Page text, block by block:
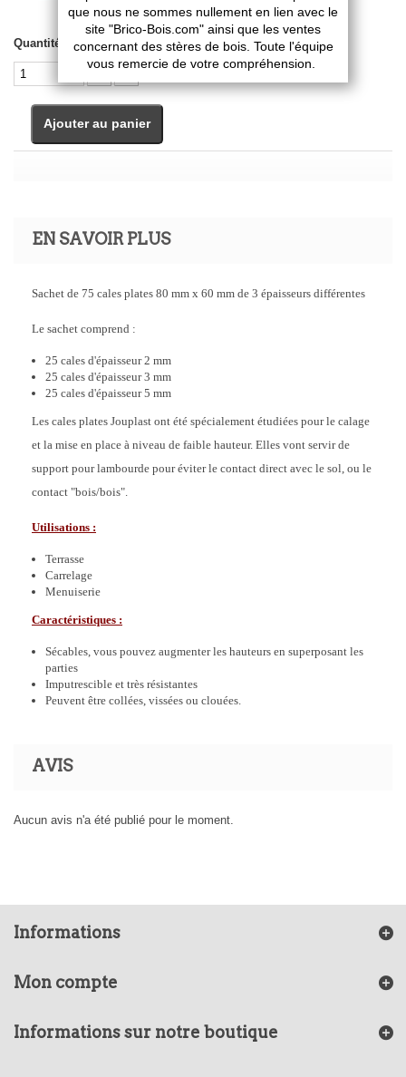
Quantité
Ajouter au panier
EN SAVOIR PLUS
Sachet de 75 cales plates 80 mm x 60 mm de 3 épaisseurs différentes
Le sachet comprend :
25 cales d'épaisseur 2 mm
25 cales d'épaisseur 3 mm
25 cales d'épaisseur 5 mm
Les cales plates Jouplast ont été spécialement étudiées pour le calage
et la mise en place à niveau de faible hauteur. Elles vont servir de
support pour lambourde pour éviter le contact direct avec le sol, ou le
contact "bois/bois".
Utilisations :
Terrasse
Carrelage
Menuiserie
Caractéristiques :
Sécables, vous pouvez augmenter les hauteurs en superposant les
parties
Imputrescible et très résistantes
Peuvent être collées, vissées ou clouées.
AVIS
Aucun avis n'a été publié pour le moment.
Informations
Mon compte
Informations sur notre boutique